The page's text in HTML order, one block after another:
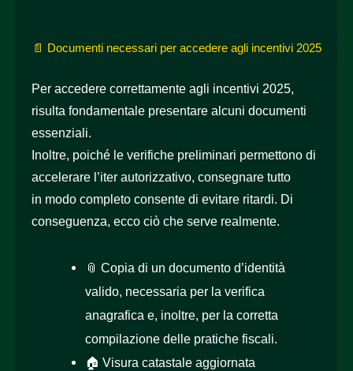
📄 Documenti necessari per accedere agli incentivi 2025
Per accedere correttamente agli incentivi 2025,
risulta fondamentale presentare alcuni documenti
essenziali.
Inoltre, poiché le verifiche preliminari permettono di
accelerare l’iter autorizzativo, consegnare tutto
in modo completo consente di evitare ritardi. Di
conseguenza, ecco ciò che serve realmente.
📎Copia di un documento d’identità
valido, necessaria per la verifica
anagrafica e, inoltre, per la corretta
compilazione delle pratiche fiscali.
🏠Visura catastale aggiornata